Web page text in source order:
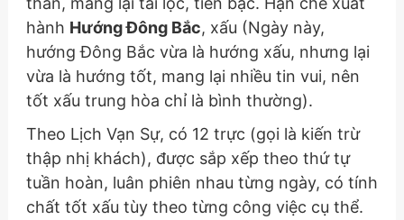
hành Hướng Đông Bắc, xấu (Ngày này,
hướng Đông Bắc vừa là hướng xấu, nhưng lại
vừa là hướng tốt, mang lại nhiều tin vui, nên
tốt xấu trung hòa chỉ là bình thường).
Theo Lịch Vạn Sự, có 12 trực (gọi là kiến trừ
thập nhị khách), được sắp xếp theo thứ tự
tuần hoàn, luân phiên nhau từng ngày, có tính
chất tốt xấu tùy theo từng công việc cụ thể.